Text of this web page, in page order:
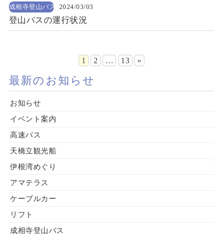
成相寺登山バス 2024/03/03
登山バスの運行状況
1 2 … 13 »
最新のお知らせ
お知らせ
イベント案内
高速バス
天橋立観光船
伊根湾めぐり
アマテラス
ケーブルカー
リフト
成相寺登山バス